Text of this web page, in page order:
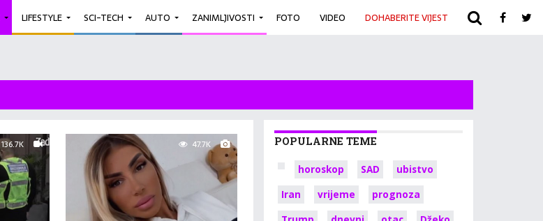
LIFESTYLE SCI-TECH AUTO ZANIMLJIVOSTI FOTO VIDEO DOHABERITE VIJEST ARHIVA
136.7K 47.7K POPULARNE TEME
horoskop SAD
ubistvo
Iran
vrijeme
prognoza